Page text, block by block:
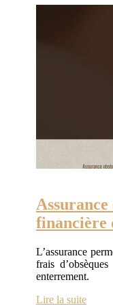
Assurance
financière
L’assurance
frais
enterrement.
Lire la suite